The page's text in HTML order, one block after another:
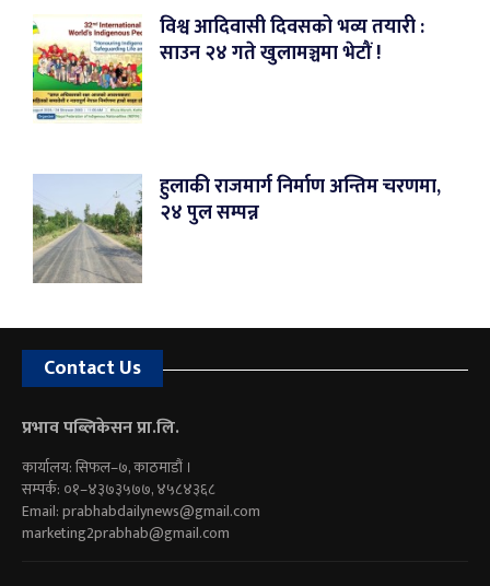
विश्व आदिवासी दिवसको भव्य तयारी :
साउन २४ गते खुलामञ्चमा भेटौं !
हुलाकी राजमार्ग निर्माण अन्तिम चरणमा,
२४ पुल सम्पन्न
Contact Us
प्रभाव पब्लिकेसन प्रा.लि.
कार्यालय: सिफल–७, काठमाडौं ।
सम्पर्क: ०१–४३७३५७७, ४५८४३६८
Email:prabhabdailynews@gmail.com
marketing2prabhab@gmail.com